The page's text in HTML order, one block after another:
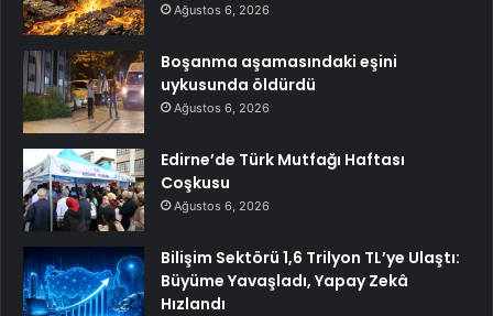
Ağustos 6, 2026
Boşanma aşamasındaki eşini
uykusunda öldürdü
Ağustos 6, 2026
Edirne’de Türk Mutfağı Haftası
Coşkusu
Ağustos 6, 2026
Bilişim Sektörü 1,6 Trilyon TL’ye Ulaştı:
Büyüme Yavaşladı, Yapay Zekâ
Hızlandı